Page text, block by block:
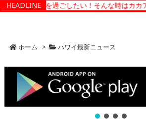
HEADLINE
くり時間を過ごしたい！そんな時はカカア
ホーム > ハワイ最新ニュース